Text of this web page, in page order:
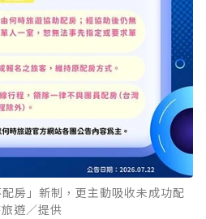
房」新制，更主動吸收未成功配
遊／提供